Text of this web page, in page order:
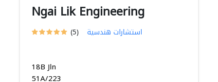
Ngai Lik Engineering
(5) استشارات هندسية
18B Jln
51A/223